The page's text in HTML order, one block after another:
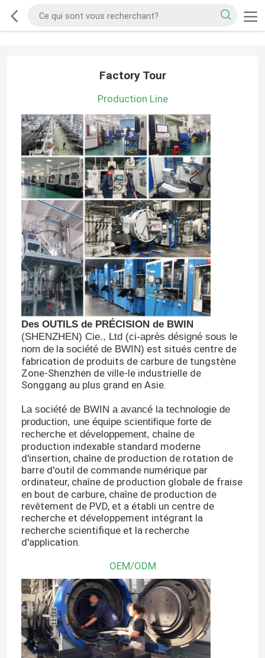
Factory Tour
Production Line
Des OUTILS de PRÉCISION de BWIN
(SHENZHEN) Cie., Ltd (ci-après désigné sous le
nom dela société de BWIN) est situés centre de
fabrication de produits de carbure de tungstène
Zone-Shenzhen de ville-le industrielle de
Songgang au plus grand en Asie.
La société de BWIN a avancé la technologie de
production, une équipe scientifique forte de
recherche et développement, chaîne de
production indexable standard moderne
d'insertion, chaîne de production de rotation de
barre d'outil de commande numérique par
ordinateur, chaîne de production globale de fraise
en bout de carbure, chaîne de production de
revêtement de PVD, et a établi un centre de
recherche et développement intégrant la
recherche scientifique et la recherche
d'application.
OEM/ODM